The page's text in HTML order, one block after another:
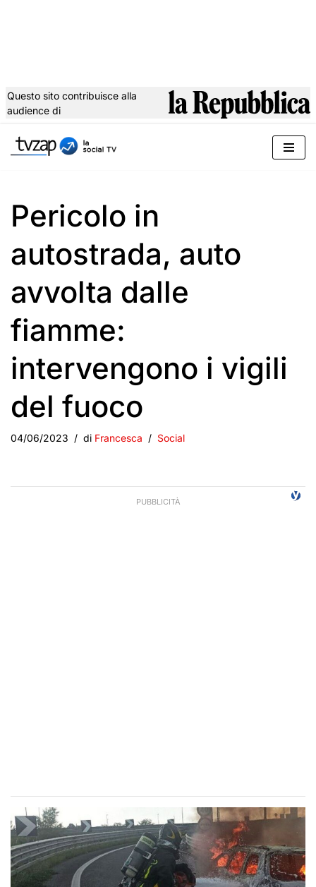
al
Questo sito contribuisce alla
audience di
Pericolo in
autostrada, auto
avvolta dalle
fiamme:
intervengono i vigili
del fuoco
04/06/2023 di Francesca Social